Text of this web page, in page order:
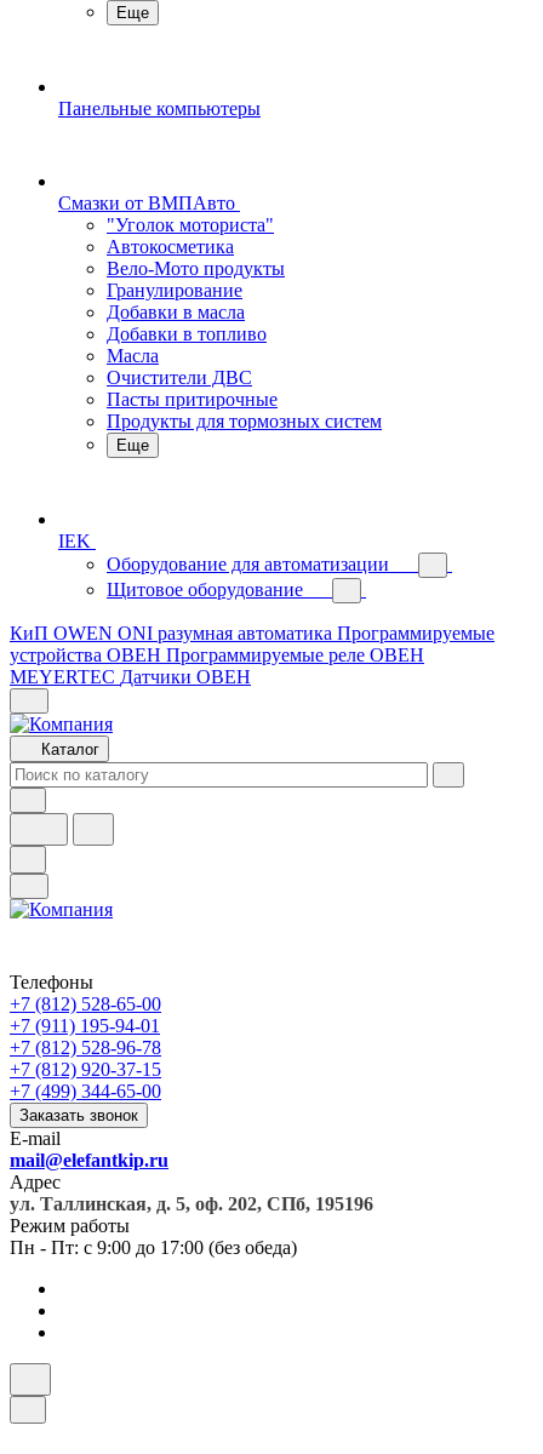
Еще
Панельные компьютеры
Смазки от ВМПАвто
"Уголок моториста"
Автокосметика
Вело-Мото продукты
Гранулирование
Добавки в масла
Добавки в топливо
Масла
Очистители ДВС
Пасты притирочные
Продукты для тормозных систем
Еще
IEK
Оборудование для автоматизации
Щитовое оборудование
КиП OWEN ONI разумная автоматика Программируемые
устройства ОВЕН Программируемые реле ОВЕН
MEYERTEC Датчики ОВЕН
Каталог
Телефоны
+7 (812) 528-65-00
+7 (911) 195-94-01
+7 (812) 528-96-78
+7 (812) 920-37-15
+7 (499) 344-65-00
Заказать звонок
E-mail
mail@elefantkip.ru
Адрес
ул. Таллинская, д. 5, оф. 202, СПб, 195196
Режим работы
Пн - Пт: с 9:00 до 17:00 (без обеда)